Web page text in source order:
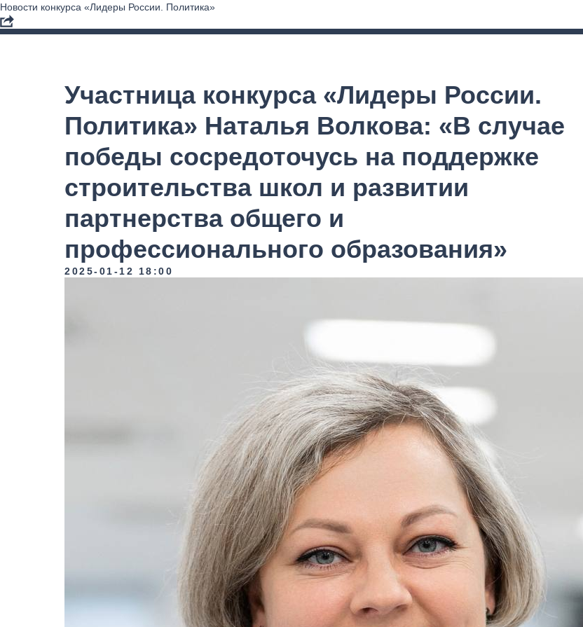
Новости конкурса «Лидеры России. Политика»
Участница конкурса «Лидеры России.
Политика» Наталья Волкова: «В случае
победы сосредоточусь на поддержке
строительства школ и развитии
партнерства общего и
профессионального образования»
2025-01-12 18:00